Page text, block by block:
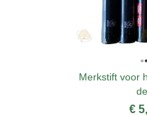
Merkstift voor
€